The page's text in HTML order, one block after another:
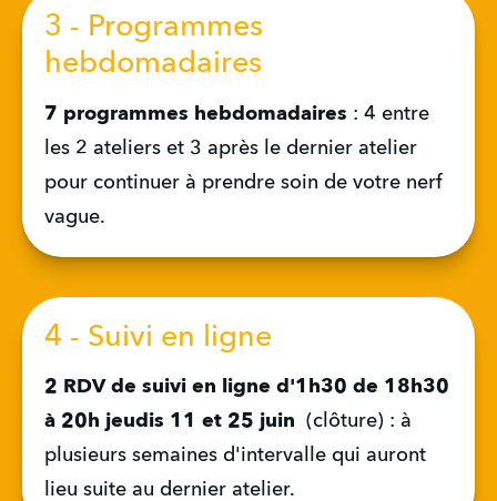
3 - Programmes
hebdomadaires
7 programmes hebdomadaires : 4 entre
les 2 ateliers et 3 après le dernier atelier
pour continuer à prendre soin de votre nerf
vague.
4 - Suivi en ligne
2 RDV de suivi en ligne d'1h30 de 18h30
à 20h jeudis 11 et 25 juin (clôture) : à
plusieurs semaines d'intervalle qui auront
lieu suite au dernier atelier.